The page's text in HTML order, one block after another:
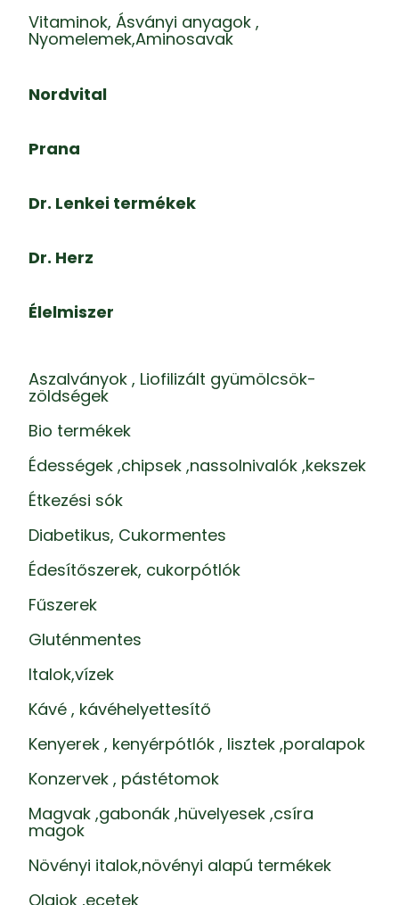
Vitaminok, Ásványi anyagok ,
Nyomelemek,Aminosavak
Nordvital
Prana
Dr. Lenkei termékek
Dr. Herz
Élelmiszer
Aszalványok , Liofilizált gyümölcsök-
zöldségek
Bio termékek
Édességek ,chipsek ,nassolnivalók ,kekszek
Étkezési sók
Diabetikus, Cukormentes
Édesítőszerek, cukorpótlók
Fűszerek
Gluténmentes
Italok,vízek
Kávé , kávéhelyettesítő
Kenyerek , kenyérpótlók , lisztek ,poralapok
Konzervek , pástétomok
Magvak ,gabonák ,hüvelyesek ,csíra
magok
Növényi italok,növényi alapú termékek
Olajok ,ecetek